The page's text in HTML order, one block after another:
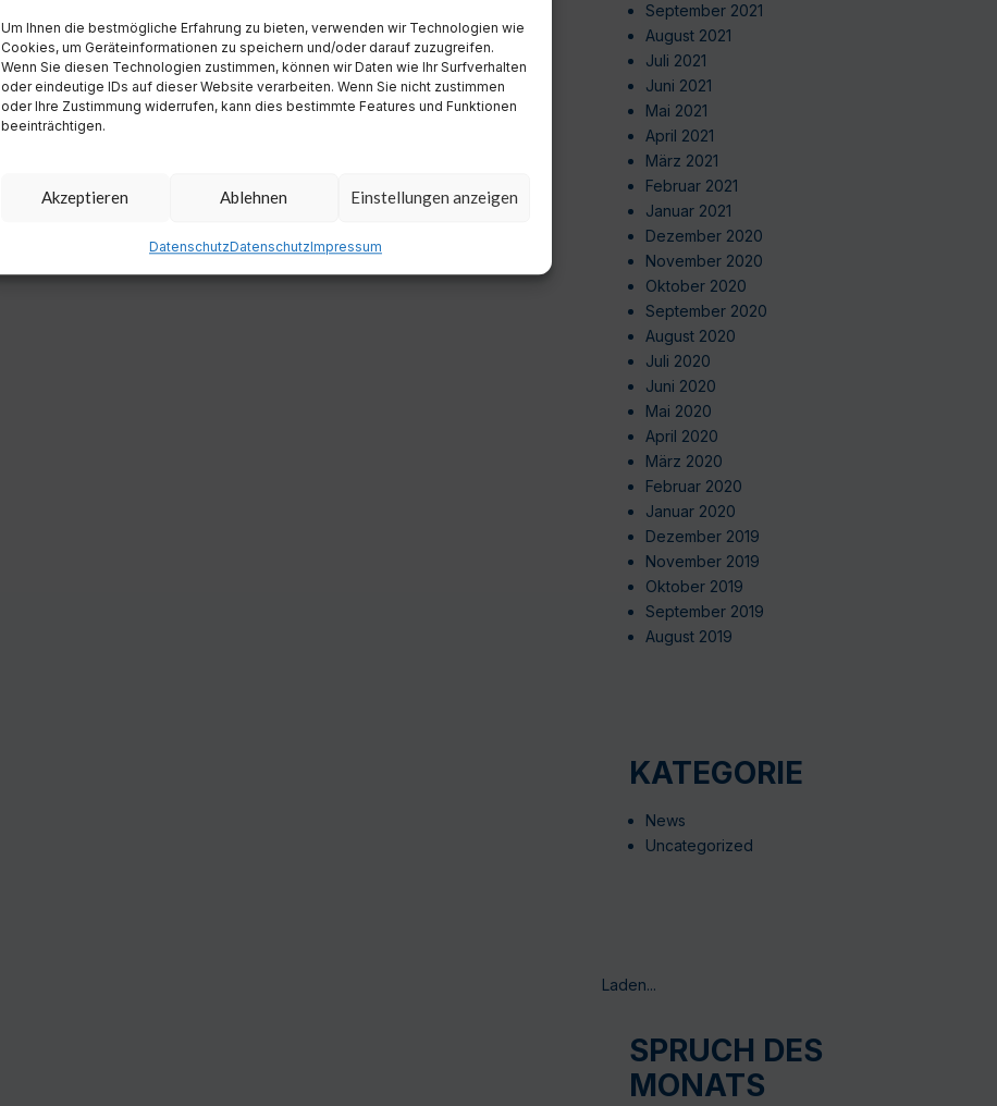
Um Ihnen die bestmögliche Erfahrung zu bieten, verwenden wir Technologien wie
Cookies, um Geräteinformationen zu speichern und/oder darauf zuzugreifen.
Wenn Sie diesen Technologien zustimmen, können wir Daten wie Ihr Surfverhalten
oder eindeutige IDs auf dieser Website verarbeiten. Wenn Sie nicht zustimmen
oder Ihre Zustimmung widerrufen, kann dies bestimmte Features und Funktionen
beeinträchtigen.
Akzeptieren Ablehnen Einstellungen anzeigen
DatenschutzDatenschutzImpressum
September 2021
August 2021
Juli 2021
Juni 2021
Mai 2021
April 2021
März 2021
Februar 2021
Januar 2021
Dezember 2020
November 2020
Oktober 2020
September 2020
August 2020
Juli 2020
Juni 2020
Mai 2020
April 2020
März 2020
Februar 2020
Januar 2020
Dezember 2019
November 2019
Oktober 2019
September 2019
August 2019
KATEGORIE
News
Uncategorized
Laden...
SPRUCH DES
MONATS